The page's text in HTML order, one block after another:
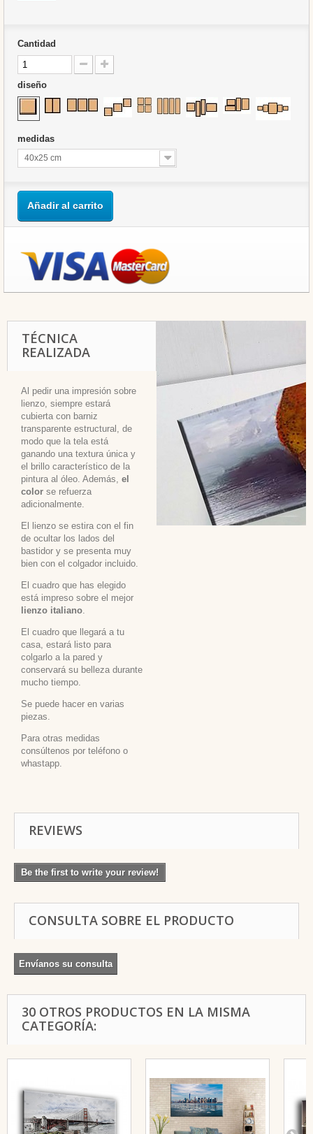
Cantidad
diseño
medidas
40x25 cm
Añadir al carrito
TÉCNICA
REALIZADA
Al pedir una impresión sobre
lienzo, siempre estará
cubierta con barniz
transparente estructural, de
modo que la tela está
ganando una textura única y
el brillo característico de la
pintura al óleo. Además, el
color se refuerza
adicionalmente.
El lienzo se estira con el fin
de ocultar los lados del
bastidor y se presenta muy
bien con el colgador incluido.
El cuadro que has elegido
está impreso sobre el mejor
lienzo italiano
El cuadro que llegará a tu
casa, estará listo para
colgarlo a la pared y
conservará su belleza durante
mucho tiempo.
Se puede hacer en varias
piezas.
Para otras medidas
consúltenos por teléfono o
whastapp.
REVIEWS
Be the first to write your review!
CONSULTA SOBRE EL PRODUCTO
Envíanos su consulta
30 OTROS PRODUCTOS EN LA MISMA
CATEGORÍA: